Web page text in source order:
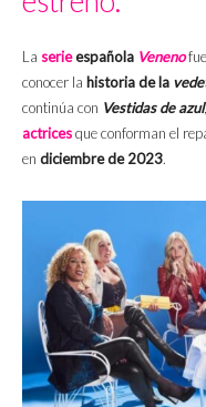
La serieespañola Veneno
conocer la historia de la
continúa con Vestidas de azul
actricesque conforman el
en diciembre de 2023.